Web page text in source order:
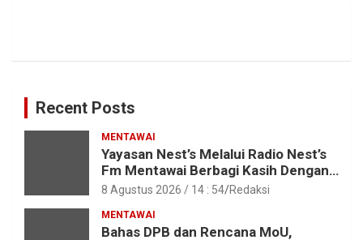
Recent Posts
MENTAWAI
Yayasan Nest’s Melalui Radio Nest’s
Fm Mentawai Berbagi Kasih Dengan
Anak – Anak Asrama SMAN 2 Sipora
8 Agustus 2026 / 14 : 54 Redaksi
MENTAWAI
Bahas DPB dan Rencana MoU,